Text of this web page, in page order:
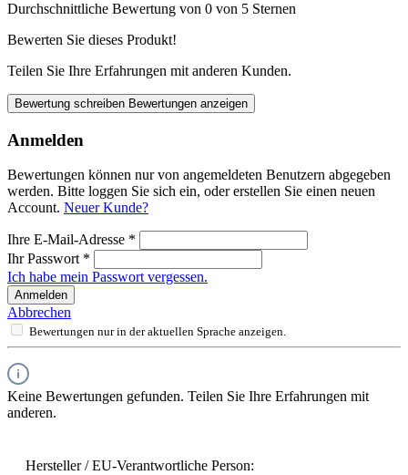
Durchschnittliche Bewertung von 0 von 5 Sternen
Bewerten Sie dieses Produkt!
Teilen Sie Ihre Erfahrungen mit anderen Kunden.
Bewertung schreiben Bewertungen anzeigen
Anmelden
Bewertungen können nur von angemeldeten Benutzern abgegeben
werden. Bitte loggen Sie sich ein, oder erstellen Sie einen neuen
Account. Neuer Kunde?
Ihre E-Mail-Adresse *
Ihr Passwort *
Ich habe mein Passwort vergessen.
Anmelden
Abbrechen
Bewertungen nur in der aktuellen Sprache anzeigen.
Keine Bewertungen gefunden. Teilen Sie Ihre Erfahrungen mit
anderen.
Hersteller / EU-Verantwortliche Person: